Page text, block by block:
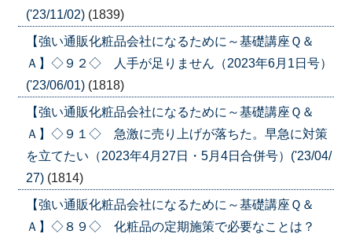
('23/11/02) (1839)
【強い通販化粧品会社になるために～基礎講座Ｑ＆
Ａ】◇９２◇ 人手が足りません（2023年6月1日号）
('23/06/01) (1818)
【強い通販化粧品会社になるために～基礎講座Ｑ＆
Ａ】◇９１◇ 急激に売り上げが落ちた。早急に対策
を立てたい（2023年4月27日・5月4日合併号）('23/04/
27) (1814)
【強い通販化粧品会社になるために～基礎講座Ｑ＆
Ａ】◇８９◇ 化粧品の定期施策で必要なことは？